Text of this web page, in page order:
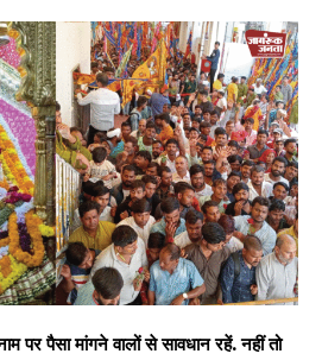
पर पैसा मांगने वालों से सावधान रहें. नहीं तो